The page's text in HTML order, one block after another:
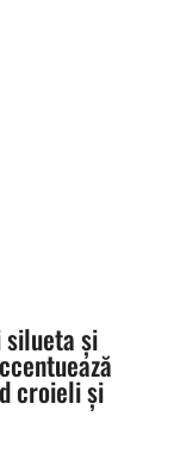
și
croieli și